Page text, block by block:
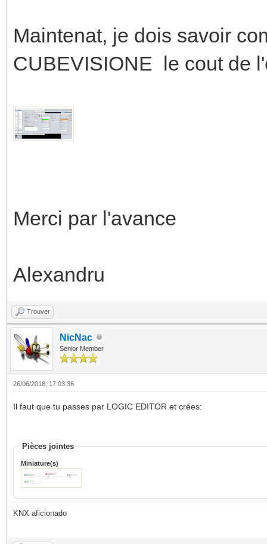
Maintenat, je dois savoir
CUBEVISIONE le cout de
Merci par l'avance
Alexandru
Trouver
NicNac
Senior Member
26/06/2018, 17:03:36
Il faut que tu passes par LOGIC EDITOR et crées:
Pièces jointes
Miniature(s)
KNX aficionado